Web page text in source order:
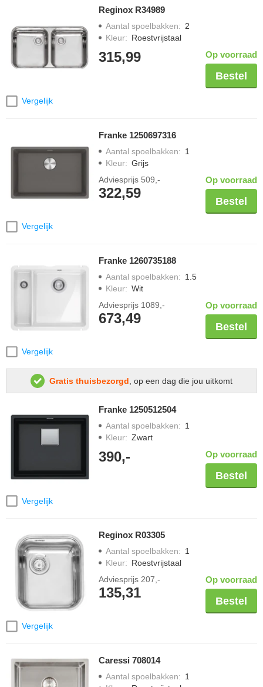
Vergelijk
Reginox R34989
Aantal spoelbakken: 2
Kleur: Roestvrijstaal
315,99 Op voorraad
Bestel
Vergelijk
Franke 1250697316
Aantal spoelbakken: 1
Kleur: Grijs
Adviesprijs 509,-
322,59
Op voorraad
Bestel
Vergelijk
Franke 1260735188
Aantal spoelbakken: 1.5
Kleur: Wit
Adviesprijs 1089,-
673,49
Op voorraad
Bestel
Gratis thuisbezorgd, op een dag die jou uitkomt
Vergelijk
Franke 1250512504
Aantal spoelbakken: 1
Kleur: Zwart
390,- Op voorraad
Bestel
Vergelijk
Reginox R03305
Aantal spoelbakken: 1
Kleur: Roestvrijstaal
Adviesprijs 207,-
135,31
Op voorraad
Bestel
Caressi 708014
Aantal spoelbakken: 1